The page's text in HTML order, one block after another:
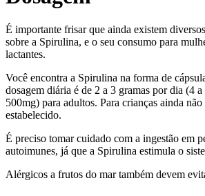
É importante frisar que ainda existem
sobre a Spirulina, e o seu consumo para
lactantes.
Você encontra a Spirulina na forma de
dosagem diária é de 2 a 3 gramas por dia (4
500mg) para adultos. Para crianças ainda
estabelecido.
É preciso tomar cuidado com a ingestão em
autoimunes, já que a Spirulina estimula o
Alérgicos a frutos do mar também devem